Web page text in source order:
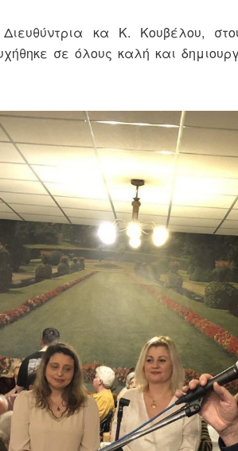
κα Κ. Κουβέλου,
σε όλους καλή και